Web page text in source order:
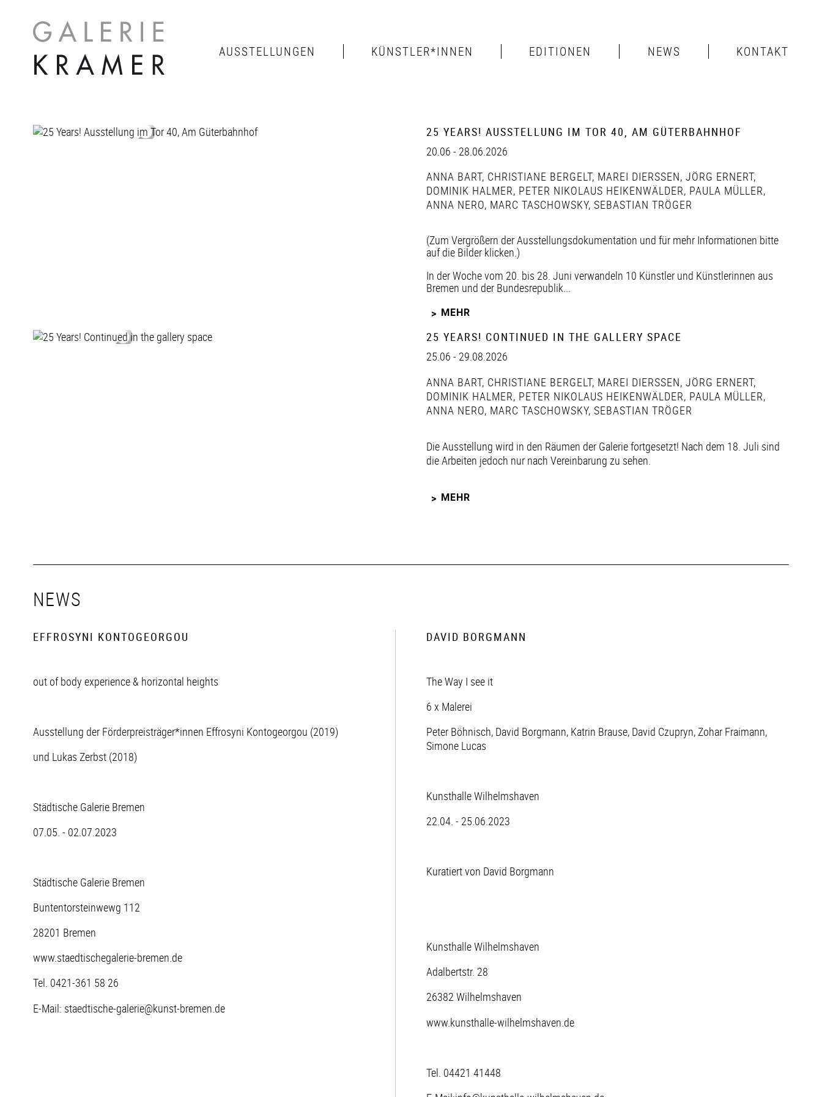
AUSSTELLUNGEN KÜNSTLER*INNEN EDITIONEN NEWS KONTAKT
25 YEARS! AUSSTELLUNG IM TOR 40, AM GÜTERBAHNHOF
20.06 - 28.06.2026
ANNA BART, CHRISTIANE BERGELT, MAREI DIERSSEN , JÖRG ERNERT,
DOMINIK HALMER, PETER NIKOLAUS HEIKENWÄLDER, PAULA MÜLLER,
ANNA NERO, MARC TASCHOWSKY, SEBASTIAN TRÖGER
(Zum Vergrößern der Ausstellungsdokumentation und für mehr Informationen bitte
auf die Bilder klicken.)
In der Woche vom 20. bis 28. Juni verwandeln 10 Künstler und Künstlerinnen aus
Bremen und der Bundesrepublik...
MEHR
25 YEARS! CONTINUED IN THE GALLERY SPACE
25.06 - 29.08.2026
ANNA BART, CHRISTIANE BERGELT, MAREI DIERSSEN , JÖRG ERNERT,
DOMINIK HALMER, PETER NIKOLAUS HEIKENWÄLDER, PAULA MÜLLER,
ANNA NERO, MARC TASCHOWSKY, SEBASTIAN TRÖGER
Die Ausstellung wird in den Räumen der Galerie fortgesetzt! Nach dem 18. Juli sind
die Arbeiten jedoch nur nach Vereinbarung zu sehen.
MEHR
NEWS
EFFROSYNI KONTOGEORGOU
out of body experience & horizontal heights
Ausstellung der Förderpreisträger*innen Effrosyni Kontogeorgou (2019)
und Lukas Zerbst (2018)
Städtische Galerie Bremen
07.05. - 02.07.2023
Städtische Galerie Bremen
Buntentorsteinwewg 112
28201 Bremen
www.staedtischegalerie-bremen.de
Tel. 0421-361 58 26
E-Mail: staedtische-galerie@kunst-bremen.de
DAVID BORGMANN
The Way I see it
6 x Malerei
Peter Böhnisch, David Borgmann, Katrin Brause, David Czupryn, Zohar Fraimann,
Simone Lucas
Kunsthalle Wilhelmshaven
22.04. - 25.06.2023
Kuratiert von David Borgmann
Kunsthalle Wilhelmshaven
Adalbertstr. 28
26382 Wilhelmshaven
www.kunsthalle-wilhelmshaven.de
Tel. 04421 41448